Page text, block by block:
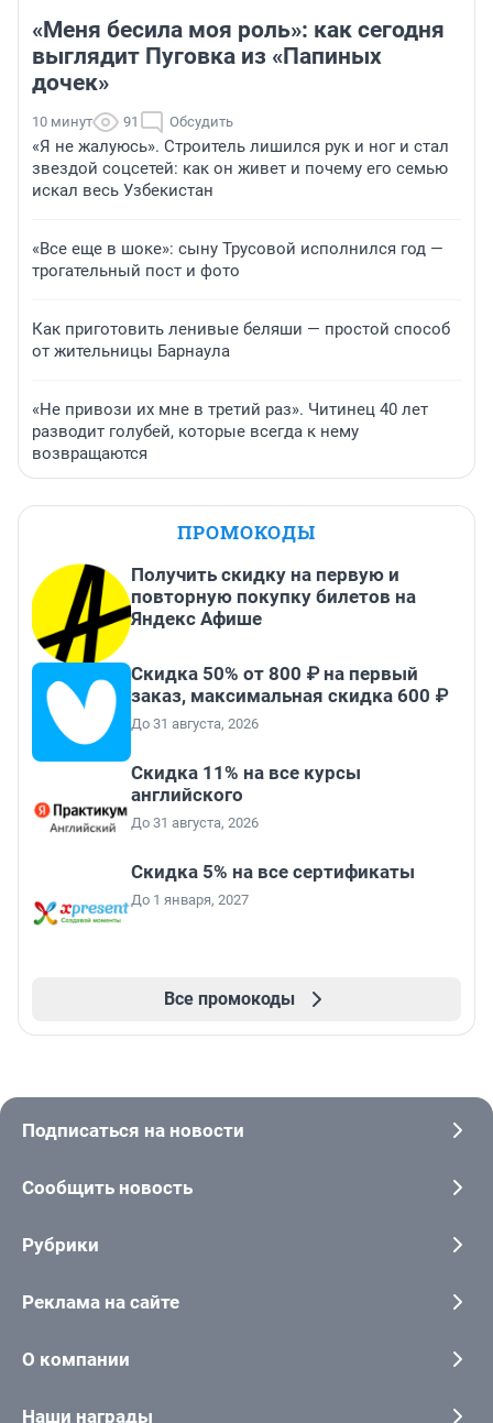
«Меня бесила моя роль»: как сегодня
выглядит Пуговка из «Папиных
дочек»
10 минут 91 Обсудить
«Я не жалуюсь». Строитель лишился рук и ног и стал
звездой соцсетей: как он живет и почему его семью
искал весь Узбекистан
«Все еще в шоке»: сыну Трусовой исполнился год —
трогательный пост и фото
Как приготовить ленивые беляши — простой способ
от жительницы Барнаула
«Не привози их мне в третий раз». Читинец 40 лет
разводит голубей, которые всегда к нему
возвращаются
ПРОМОКОДЫ
Получить скидку на первую и
повторную покупку билетов на
Яндекс Афише
Скидка 50% от 800 ₽ на первый
заказ, максимальная скидка 600 ₽
До 31 августа, 2026
Скидка 11% на все курсы
английского
До 31 августа, 2026
Скидка 5% на все сертификаты
До 1 января, 2027
Все промокоды
Подписаться на новости
Сообщить новость
Рубрики
Реклама на сайте
О компании
Наши награды